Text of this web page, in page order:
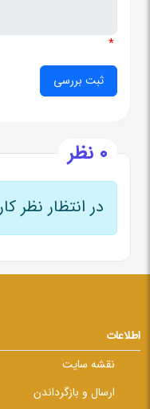
*
0 نظر
در انتظار نظر
اطلاعات
نقشه سایت
ارسال و بازگرداندن